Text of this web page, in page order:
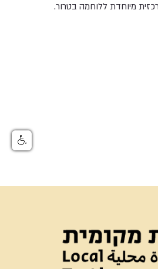
מיוחדת ללוחמה בטרור.